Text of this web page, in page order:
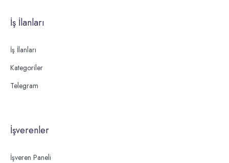
İş İlanları
İş İlanları
Kategoriler
Telegram
İşverenler
İşveren Paneli